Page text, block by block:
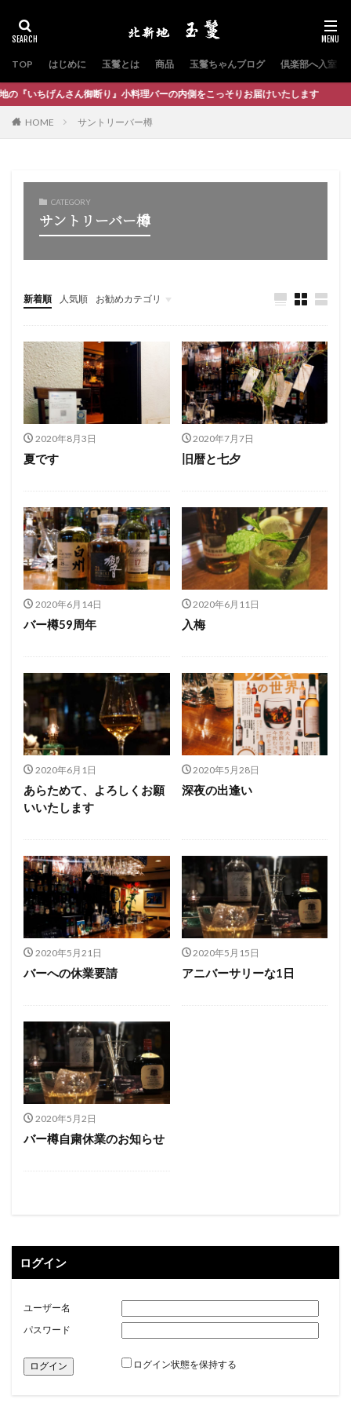
TOP はじめに 玉鬘とは 商品 玉鬘ちゃんブログ 倶楽部へ入室
御断り』小料理バーの内側をこっそりお届けいたします
HOME サントリーバー樽
CATEGORY
サントリーバー樽
新着順 人気順 お勧めカテゴリ
オンライン倶楽部
2020年8月3日
夏です
2020年7月7日
旧暦と七夕
2020年6月14日
バー樽59周年
2020年6月11日
入梅
2020年6月1日
あらためて、よろしくお願
いいたします
2020年5月28日
深夜の出逢い
2020年5月21日
バーへの休業要請
2020年5月15日
アニバーサリーな1日
2020年5月2日
バー樽自粛休業のお知らせ
ログイン
ユーザー名
パスワード
ログイン状態を保持する